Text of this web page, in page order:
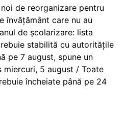
de reorganizare pentru
învățământ care nu au
de școlarizare: lista
stabilită cu autoritățile
pe 7 august, spune un
miercuri, 5 august / Toate
încheiate până pe 24